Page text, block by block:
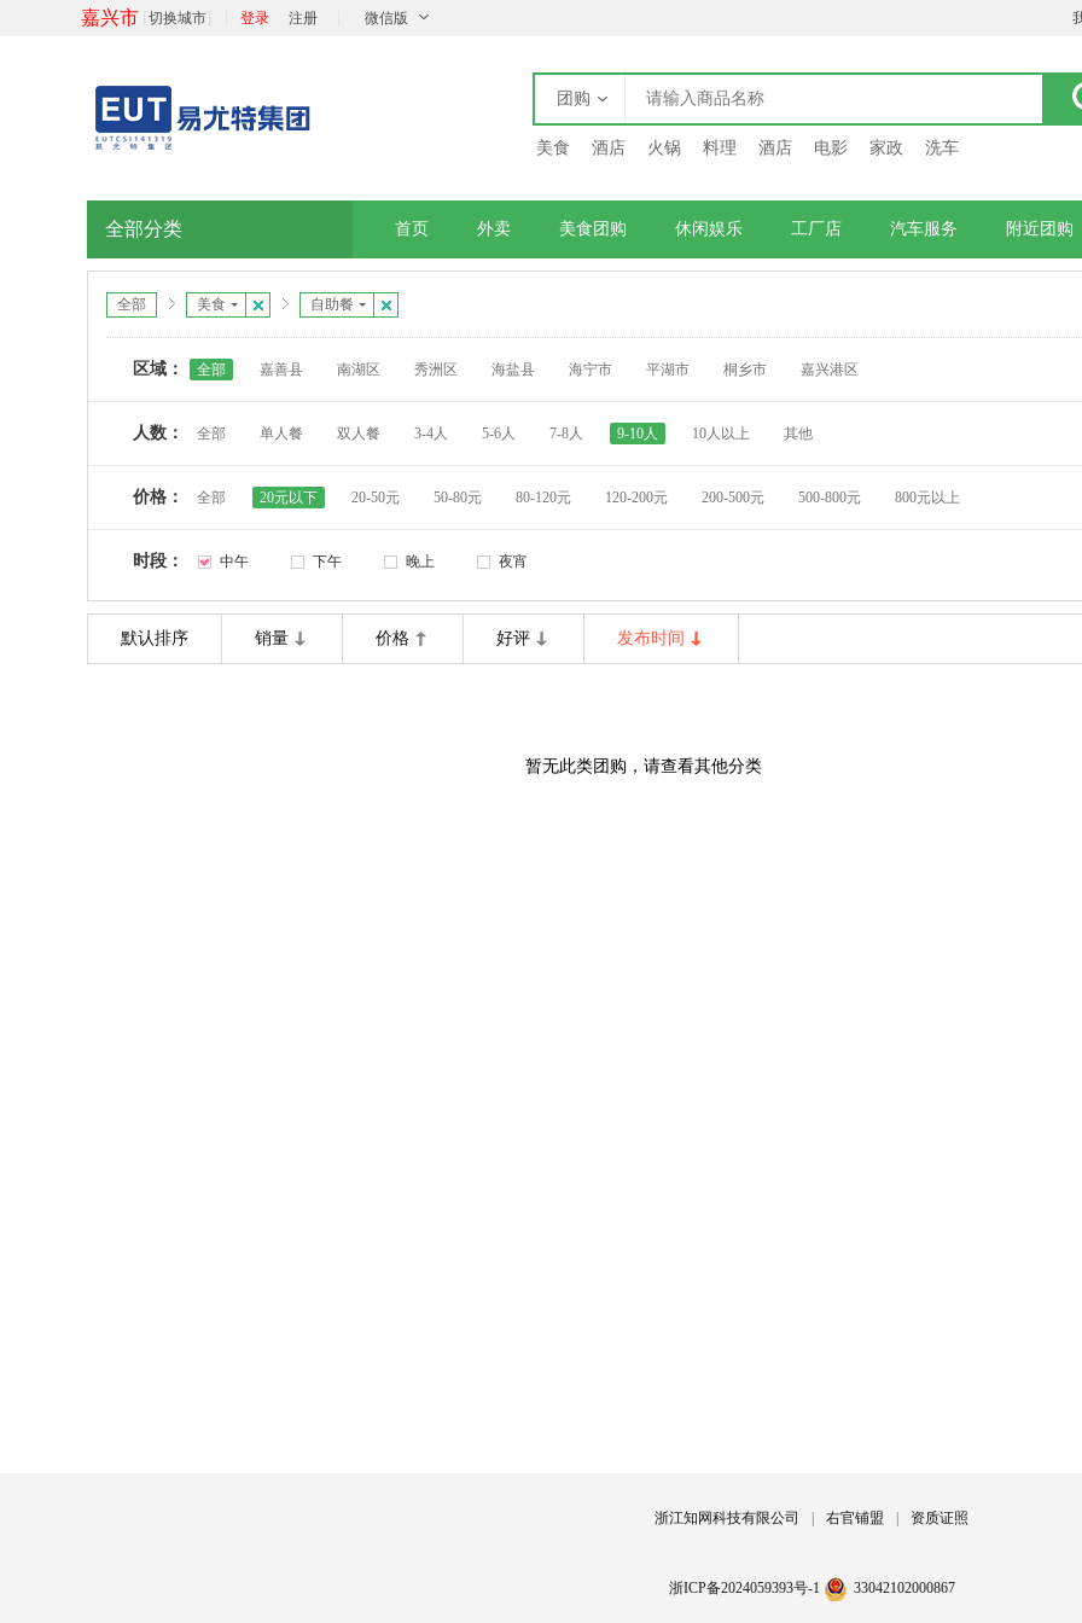
嘉兴市 切换城市 登录 注册 微信版
团购
美食 酒店 火锅 料理 酒店 电影 家政 洗车
全部分类 首页 外卖 美食团购 休闲娱乐 工厂店 汽车服务 附近团购
全部 美食 自助餐
区域： 全部 嘉善县 南湖区 秀洲区 海盐县 海宁市 平湖市 桐乡市 嘉兴港区
人数： 全部 单人餐 双人餐 3-4人 5-6人 7-8人 9-10人 10人以上 其他
价格： 全部 20元以下 20-50元 50-80元 80-120元 120-200元 200-500元 500-800元 800元以上
时段： 中午 下午 晚上 夜宵
默认排序 销量 价格 好评 发布时间
暂无此类团购，请查看其他分类
浙江知网科技有限公司 右官铺盟 资质证照
浙ICP备2024059393号-1 33042102000867